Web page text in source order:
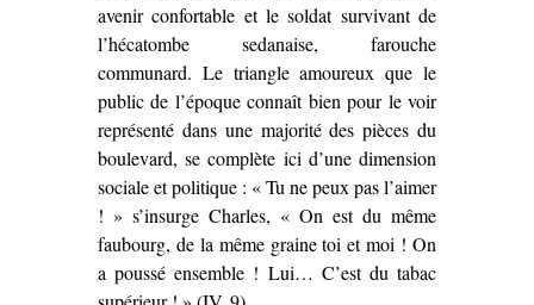
avenir confortable et le soldat survivant de
l’hécatombe sedanaise, farouche
communard. Le triangle amoureux que le
public de l’époque connaît bien pour le voir
représenté dans une majorité des pièces du
boulevard, se complète ici d’une dimension
sociale et politique : « Tu ne peux pas l’aimer
! » s’insurge Charles, « On est du même
faubourg, de la même graine toi et moi ! On
a poussé ensemble ! Lui… C’est du tabac